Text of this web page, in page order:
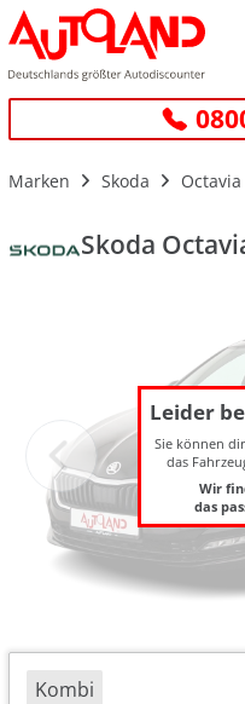
Marken Skoda Octavia
Skoda
Leider
Sie können
das
Wir
das
Kombi